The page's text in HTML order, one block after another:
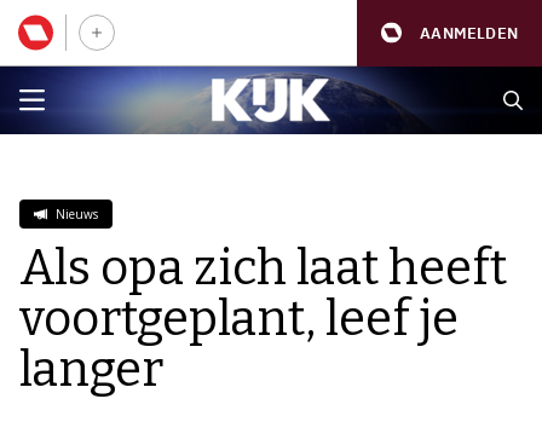
AANMELDEN
Nieuws
Als opa zich laat heeft
voortgeplant, leef je
langer